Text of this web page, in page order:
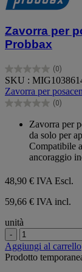
Zavorra per
Probbax
(0)
0.0
su
5
stelle.
SKU :
Zavorra per
(0)
0.0
Zavorra per
da solo per
Compatibile
ancoraggio
48,90 € IVA Escl.
59,66 € IVA incl.
unità
-
Aggiungi al carrello
Prodotto